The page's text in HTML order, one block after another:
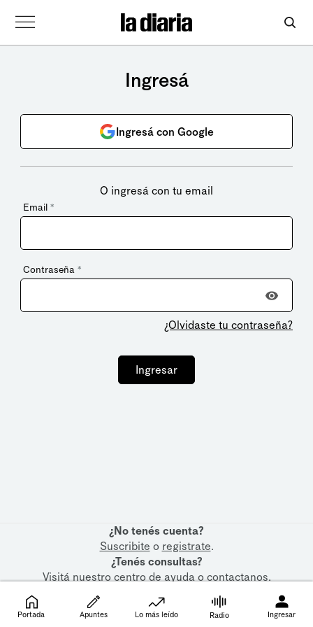
Ingresá
Ingresá con Google
O ingresá con tu email
Email *
Contraseña *
¿Olvidaste tu contraseña?
Ingresar
¿No tenés cuenta?
Suscribite o registrate.
¿Tenés consultas?
Visitá nuestrocentro de ayudaocontactanos.
Portada Apuntes Lo más leído Radio Ingresar